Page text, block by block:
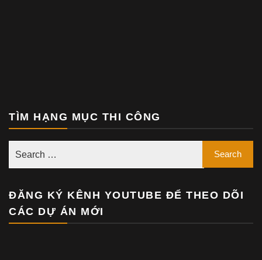
TÌM HẠNG MỤC THI CÔNG
ĐĂNG KÝ KÊNH YOUTUBE ĐỂ THEO DÕI
CÁC DỰ ÁN MỚI